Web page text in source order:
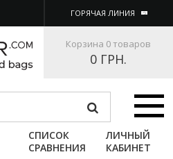
ГОРЯЧАЯ ЛИНИЯ
Корзина 0 товаров
0 ГРН.
СПИСОК
СРАВНЕНИЯ
ЛИЧНЫЙ
КАБИНЕТ